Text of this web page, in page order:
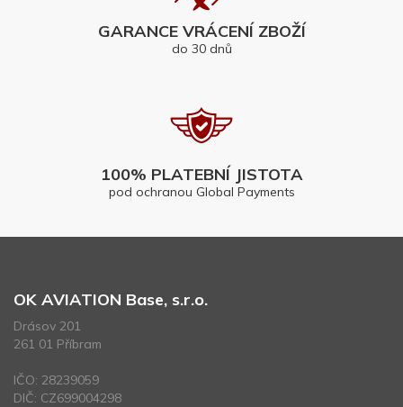
GARANCE VRÁCENÍ ZBOŽÍ
do 30 dnů
100% PLATEBNÍ JISTOTA
pod ochranou Global Payments
OK AVIATION Base, s.r.o.
Drásov 201
261 01 Příbram
IČO: 28239059
DIČ: CZ699004298